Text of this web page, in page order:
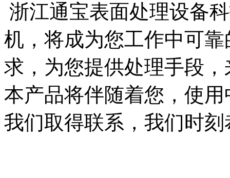
浙江通宝表面处理设备
机，将成为您工作中可
求，为您提供处理手段
本产品将伴随着您，使
我们取得联系，我们时